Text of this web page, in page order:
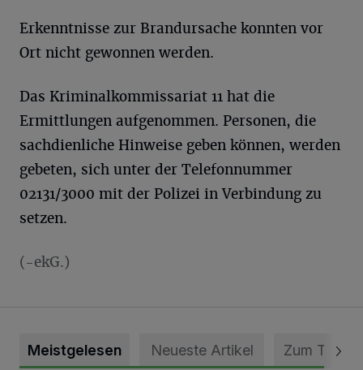
Erkenntnisse zur Brandursache konnten vor
Ort nicht gewonnen werden.
Das Kriminalkommissariat 11 hat die
Ermittlungen aufgenommen. Personen, die
sachdienliche Hinweise geben können, werden
gebeten, sich unter der Telefonnummer
02131/3000 mit der Polizei in Verbindung zu
setzen.
(-ekG.)
Meistgelesen Neueste Artikel Zum Thema